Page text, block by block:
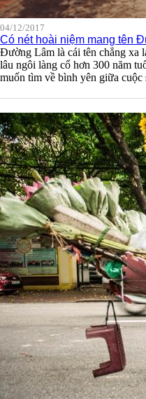
04/12/2017
Có nét hoài niệm mang tên
Đường Lâm là cái tên chẳng xa
lâu ngôi làng cổ hơn 300 năm
muốn tìm về bình yên giữa